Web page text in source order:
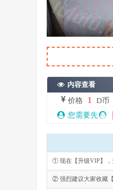
内容查看
价格 1
D币
您需要先
① 现在【升级VIP】，
② 强烈建议大家收藏